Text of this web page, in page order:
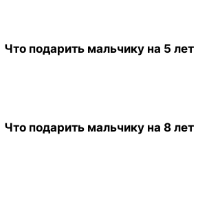
Что подарить мальчику на 5 лет
Что подарить мальчику на 8 лет